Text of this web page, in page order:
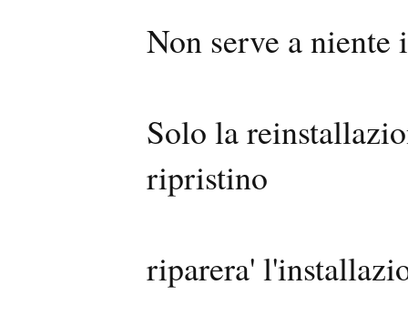
Non serve a
Solo la
ripristino
riparera'